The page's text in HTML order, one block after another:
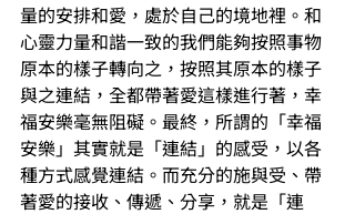
量的安排和愛，處於自己的境地裡。和
心靈力量和諧一致的我們能夠按照事物
原本的樣子轉向之，按照其原本的樣子
與之連結，全都帶著愛這樣進行著，幸
福安樂毫無阻礙。最終，所謂的「幸福
安樂」其實就是「連結」的感受，以各
種方式感覺連結。而充分的施與受、帶
著愛的接收、傳遞、分享，就是「連